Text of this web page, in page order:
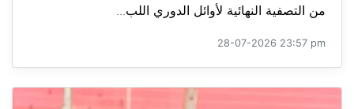
من التصفية النهائية لأوائل الدوري اللب...
28-07-2026 23:57 pm